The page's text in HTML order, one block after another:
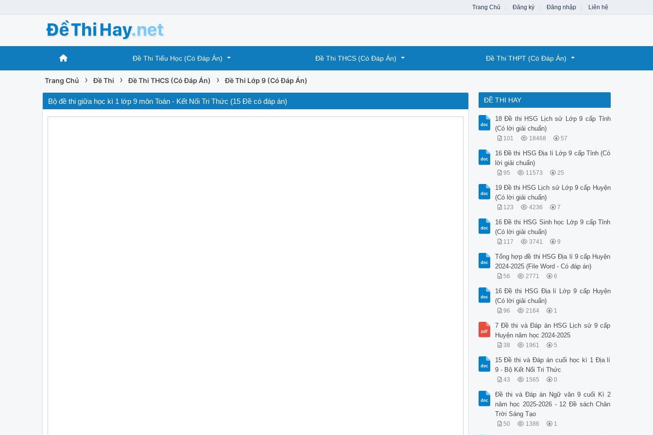
Trang Chủ Đăng ký Đăng nhập Liên hệ
Đề Thi Tiểu Học (Có Đáp Án) Đề Thi THCS (Có Đáp Án) Đề Thi THPT (Có Đáp Án)
Trang Chủ › Đề Thi › Đề Thi THCS (Có Đáp Án) › Đề Thi Lớp 9 (Có Đáp Án)
Bộ đề thi giữa học kì 1 lớp 9 môn Toán - Kết Nối Tri Thức (15 Đề có đáp án) ĐỀ THI HAY
18 Đề thi HSG Lịch sử Lớp 9 cấp Tỉnh
(Có lời giải chuẩn)
101 18468 57
16 Đề thi HSG Địa lí Lớp 9 cấp Tỉnh (Có
lời giải chuẩn)
95 11573 25
19 Đề thi HSG Lịch sử Lớp 9 cấp Huyện
(Có lời giải chuẩn)
123 4236 7
16 Đề thi HSG Sinh học Lớp 9 cấp Tỉnh
(Có lời giải chuẩn)
117 3741 9
Tổng hợp đề thi HSG Địa lí 9 cấp Huyện
2024-2025 (File Word - Có đáp án)
56 2771 6
16 Đề thi HSG Địa lí Lớp 9 cấp Huyện
(Có lời giải chuẩn)
96 2164 1
7 Đề thi và Đáp án HSG Lịch sử 9 cấp
Huyện năm học 2024-2025
38 1961 5
15 Đề thi và Đáp án cuối học kì 1 Địa lí
9 - Bộ Kết Nối Tri Thức
43 1565 0
Đề thi và Đáp án Ngữ văn 9 cuối Kì 2
năm học 2025-2026 - 12 Đề sách Chân
Trời Sáng Tạo
50 1386 1